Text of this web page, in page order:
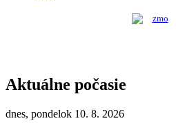
Aktuálne počasie
dnes, pondelok 10. 8. 2026